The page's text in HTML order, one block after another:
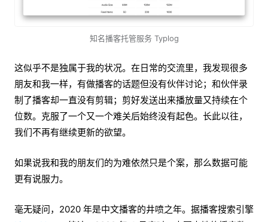
知名播客托管服务 Typlog
这似乎不是独属于我的状况。在日常的交流里，我发现很多
朋友和我一样，有做播客的话题但没有伙伴讨论；和伙伴录
制了播客却一直没有剪辑；剪好发送出来播放量又持续在个
位数。克服了一个又一个难关后始终没有起色。长此以往，
我们不再有继续更新的欲望。
如果说我和我的朋友们的为难依然只是个案，那么数据可能
更有说服力。
毫无疑问，2020 年是中文播客的井喷之年。据播客搜索引擎